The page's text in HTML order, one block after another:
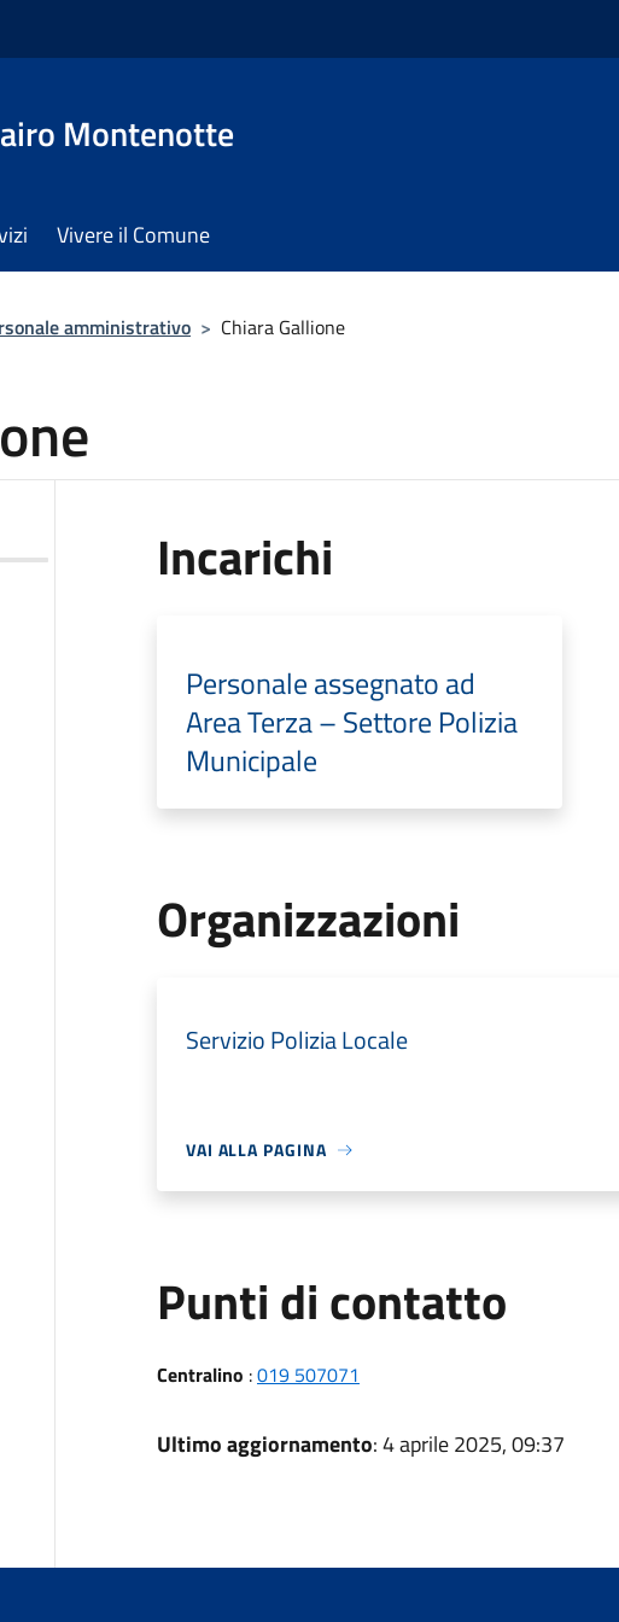
Montenotte
Vivere il Comune
amministrativo > Chiara Gallione
Incarichi
Personale assegnato ad
Area Terza – Settore Polizia
Municipale
Organizzazioni
Servizio Polizia Locale
VAI ALLA PAGINA
Punti di contatto
Centralino :019 507071
Ultimo aggiornamento: 4 aprile 2025, 09:37